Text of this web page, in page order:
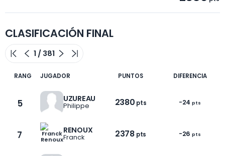
CLASIFICACIÓN FINAL
RANG JUGADOR PUNTOS DIFERENCIA
5 UZUREAU
Philippe 2380 pts -24 pts
7 RENOUX
Franck 2378 pts -26 pts